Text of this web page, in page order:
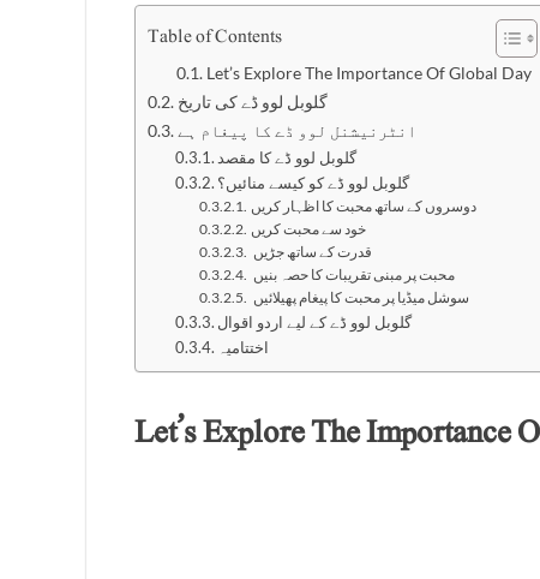
Table of Contents
Let’s Explore The Importance Of Global Day
گلوبل لوو ڈے کی تاریخ
انٹرنیشنل لوو ڈے کا پیغام ہے
گلوبل لوو ڈے کا مقصد
گلوبل لوو ڈے کو کیسے منائیں؟
دوسروں کے ساتھ محبت کا اظہار کریں
خود سے محبت کریں
قدرت کے ساتھ جڑیں
محبت پر مبنی تقریبات کا حصہ بنیں
سوشل میڈیا پر محبت کا پیغام پھیلائیں
گلوبل لوو ڈے کے لیے اردو اقوال
اختتامیہ
Let’s Explore The Importance